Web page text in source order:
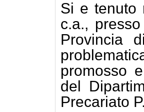
Si e tenuto
c.a.,
Provincia
promosso
del
Precariato